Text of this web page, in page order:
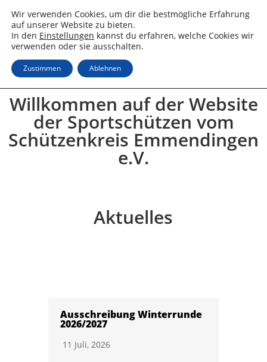
Willkommen auf der Website
der Sportschützen vom
Schützenkreis Emmendingen
e.V.
Aktuelles
Ausschreibung Winterrunde
2026/2027
11 Juli, 2026
Wir verwenden Cookies, um dir die bestmögliche Erfahrung
auf unserer Website zu bieten.
In den Einstellungen kannst du erfahren, welche Cookies wir
verwenden oder sie ausschalten.
Zustimmen Ablehnen